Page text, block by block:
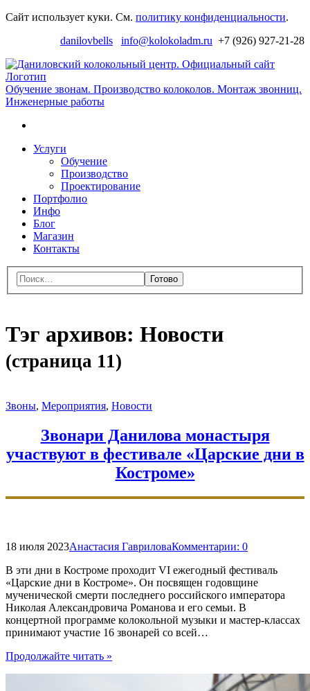
Перейти
Сайт использует куки. См. политику конфиденциальности.
danilovbells
info@kolokoladm.ru +7 (926) 927-21-28
Обучение звонам. Производство колоколов. Монтаж звонниц.
Инженерные работы
Перейти
содержимому
Услуги
Обучение
Производство
Проектирование
Портфолио
Инфо
Блог
Магазин
Контакты
Меню
Поиск:
поиска
Тэг архивов: Новости
(страница 11)
Звоны, Мероприятия, Новости
Звонари Данилова монастыря
участвуют в фестивале «Царские дни в
Костроме»
18 июля 2023Анастасия ГавриловаКомментарии: 0
В эти дни в Костроме проходит VI ежегодный фестиваль
«Царские дни в Костроме». Он посвящен годовщине
мученической смерти последнего российского императора
Николая Александровича Романова и его семьи. В
концертной программе колокольной музыки и мастер-классах
принимают участие 16 звонарей со всей…
Продолжайте читать "Звонари
»